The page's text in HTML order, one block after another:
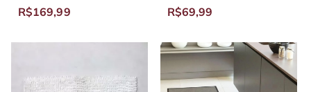
R$169,99 R$69,99